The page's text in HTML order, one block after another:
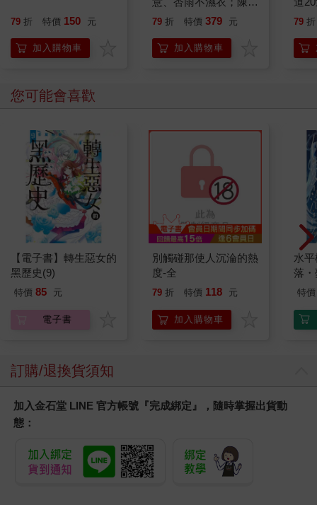
79 折 特價 150 元
加入購物車
恭談以心轉境的適齡漫
79 折 特價 379 元
加入購物車
79 折
您可能會喜歡
【電子書】轉生惡女的
黑歷史(9)
特價 85 元
電子書
別觸碰那使人沉淪的熱
度-全
79 折 特價 118 元
加入購物車
水
落
特價
訂購/退換貨須知
加入金石堂 LINE 官方帳號『完成綁定』，隨時掌握出貨動
態：